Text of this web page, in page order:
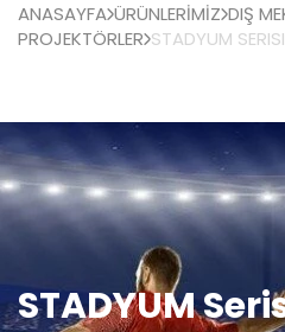
ANASAYFA ÜRÜNLERİMİZ DIŞ
PROJEKTÖRLER STADYUM SERISI
STADYUM